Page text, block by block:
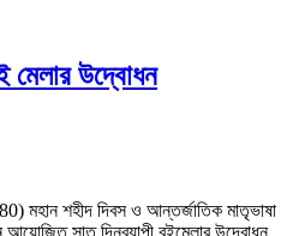
মেলার উদ্বোধন
শহীদ দিবস ও আন্তর্জাতিক মাতৃভাষা